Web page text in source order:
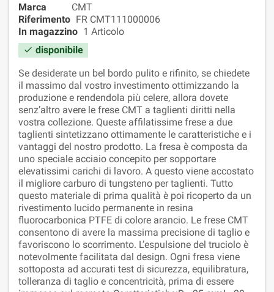
Marca
CMT
Riferimento FR CMT111000006
In magazzino 1 Articolo
 disponibile
Se desiderate un bel bordo pulito e rifinito, se chiedete
il massimo dal vostro investimento ottimizzando la
produzione e rendendola più celere, allora dovete
senz’altro avere le frese CMT a taglienti diritti nella
vostra collezione. Queste affilatissime frese a due
taglienti sintetizzano ottimamente le caratteristiche e i
vantaggi del nostro prodotto. La fresa è composta da
uno speciale acciaio concepito per sopportare
elevatissimi carichi di lavoro. A questo viene accostato
il migliore carburo di tungsteno per taglienti. Tutto
questo materiale di prima qualità è poi ricoperto da un
rivestimento lucido permanente in resina
fluorocarbonica PTFE di colore arancio. Le frese CMT
consentono di avere la massima precisione di taglio e
favoriscono lo scorrimento. L’espulsione del truciolo è
notevolmente facilitata dal design. Ogni fresa viene
sottoposta ad accurati test di sicurezza, equilibratura,
tolleranza di taglio e concentricità, prima di essere